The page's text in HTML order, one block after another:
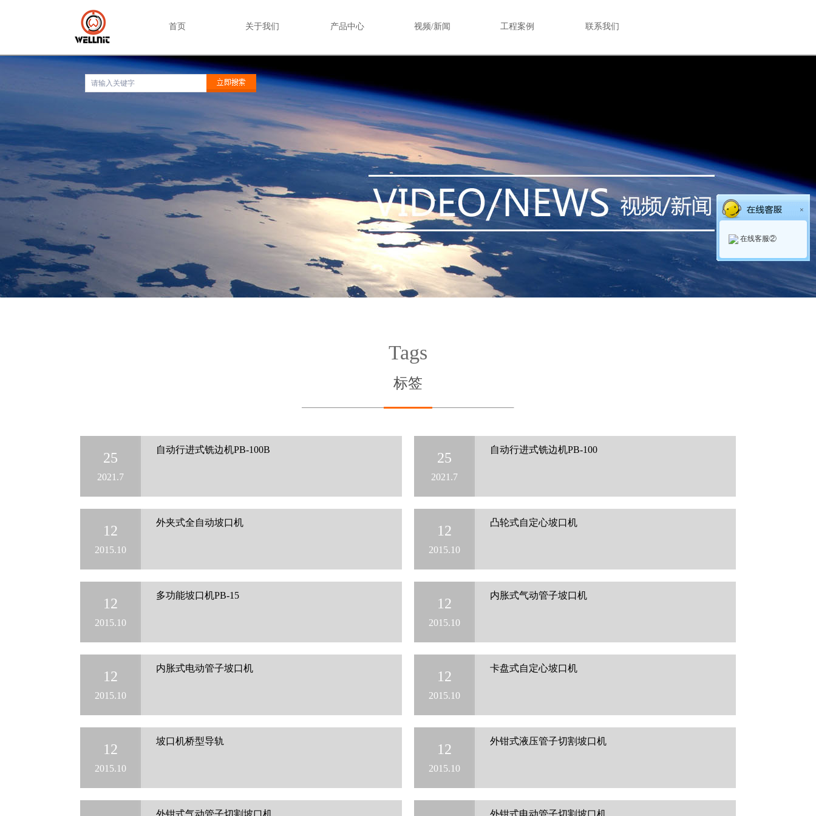
首页 关于我们 产品中心 视频/新闻 工程案例 联系我们
Tags
标签
25
2021.7
自动行进式铣边机PB-100B
25
2021.7
自动行进式铣边机PB-100
12
2015.10
外夹式全自动坡口机
12
2015.10
凸轮式自定心坡口机
12
2015.10
多功能坡口机PB-15
12
2015.10
内胀式气动管子坡口机
12
2015.10
内胀式电动管子坡口机
12
2015.10
卡盘式自定心坡口机
12
2015.10
坡口机桥型导轨
12
2015.10
外钳式液压管子切割坡口机
外钳式气动管子切割坡口机 外钳式电动管子切割坡口机
×
在线客服②